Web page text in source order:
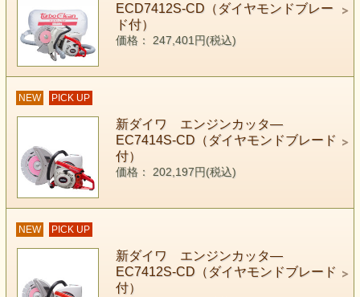
ECD7412S-CD（ダイヤモンドブレー
ド付）
価格： 247,401円(税込)
NEW PICK UP
新ダイワ エンジンカッタ―
EC7414S-CD（ダイヤモンドブレード
付）
価格： 202,197円(税込)
NEW PICK UP
新ダイワ エンジンカッタ―
EC7412S-CD（ダイヤモンドブレード
付）